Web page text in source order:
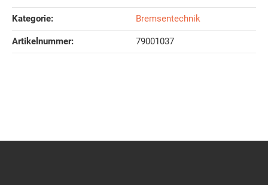
Kategorie: Bremsentechnik
Artikelnummer: 79001037